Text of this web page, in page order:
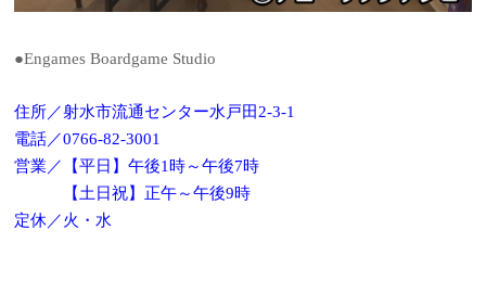
●Engames Boardgame Studio
住所／射水市流通センター水戸田2-3-1
電話／0766-82-3001
営業／【平日】午後1時～午後7時
【土日祝】正午～午後9時
定休／火・水